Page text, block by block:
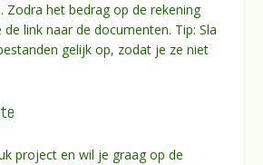
Zodra het bedrag op de rekening
link naar de documenten. Tip: Sla
gelijk op, zodat je ze niet
project en wil je graag op de